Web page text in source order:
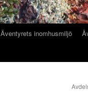
Äventyrets inomhusmiljö